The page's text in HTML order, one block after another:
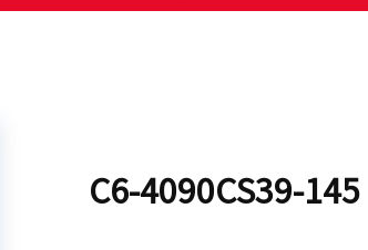
C6-4090CS39-145